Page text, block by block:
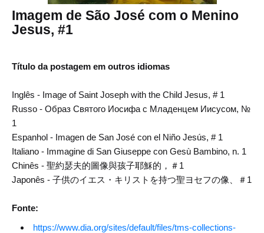
Imagem de São José com o Menino
Jesus, #1
Título da postagem em outros idiomas
Inglês - Image of Saint Joseph with the Child Jesus, # 1
Russo - Образ Святого Иосифа с Младенцем Иисусом, №
1
Espanhol - Imagen de San José con el Niño Jesús, # 1
Italiano - Immagine di San Giuseppe con Gesù Bambino, n. 1
Chinês - 聖約瑟夫的圖像與孩子耶穌的，＃1
Japonês - 子供のイエス・キリストを持つ聖ヨセフの像、＃1
Fonte:
https://www.dia.org/sites/default/files/tms-collections-